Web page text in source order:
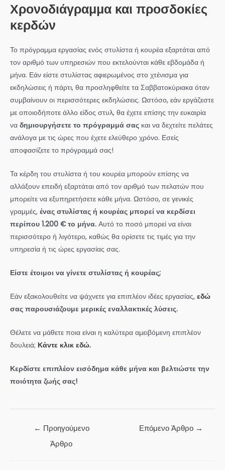
Χρονοδιάγραμμα και προσδοκίες
κερδών
Το πρόγραμμα εργασίας ενός στυλίστα ή κουρέα εξαρτάται από
τον αριθμό των υπηρεσιών που εκτελούνται κάθε εβδομάδα ή
μήνα. Εάν είστε στυλίστας αφιερωμένος στο χτένισμα για
εκδηλώσεις ή πάρτι, θα προσληφθείτε τα Σαββατοκύριακα όταν
συμβαίνουν οι περισσότερες εκδηλώσεις. Ωστόσο, εάν εργάζεστε
με οποιοδήποτε άλλο είδος στυλ, θα έχετε επίσης την ευκαιρία
να δημιουργήσετε το πρόγραμμά σας και να δεχτείτε πελάτες
ανάλογα με τις ώρες που έχετε ελεύθερο χρόνο. Εσείς
αποφασίζετε το πρόγραμμά σας!
Τα κέρδη του στυλίστα ή του κουρέα μπορούν επίσης να
αλλάξουν επειδή εξαρτάται από τον αριθμό των πελατών που
μπορείτε να εξυπηρετήσετε κάθε μήνα. Ωστόσο, σε γενικές
γραμμές, ένας στυλίστας ή κουρέας μπορεί να κερδίσει
περίπου 1.200 € το μήνα. Αυτό το ποσό μπορεί να είναι
περισσότερο ή λιγότερο, καθώς θα ορίσετε τις τιμές για την
υπηρεσία ή τις ώρες εργασίας σας.
Είστε έτοιμοι να γίνετε στυλίστας ή κουρέας;
Εάν εξακολουθείτε να ψάχνετε για επιπλέον ιδέες εργασίας, εδώ
σας παρουσιάζουμε μερικές εναλλακτικές λύσεις.
Θέλετε να μάθετε ποια είναι η καλύτερα αμειβόμενη επιπλέον
δουλειά; Κάντε κλικ εδώ.
Κερδίστε επιπλέον εισόδημα κάθε μήνα και βελτιώστε την
ποιότητα ζωής σας!
← Προηγούμενο
Άρθρο
Επόμενο Άρθρο →